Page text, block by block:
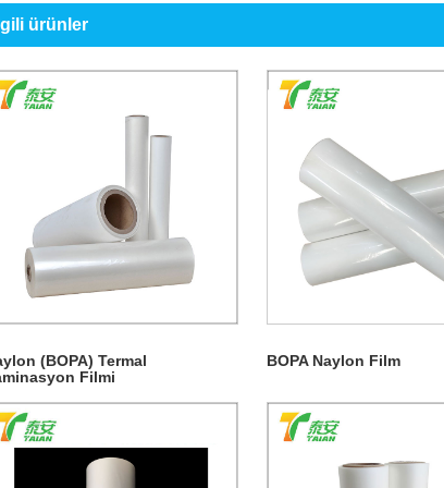
ürünler
(BOPA) Termal
Filmi
BOPA Naylon Film